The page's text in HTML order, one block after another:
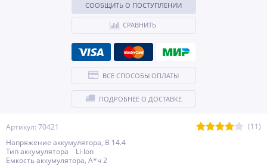
Артикул: 70421
(11)
Напряжение аккумулятора, В 14.4
Тип аккумулятора Li-lon
Емкость аккумулятора, А*ч 2
СООБЩИТЬ О ПОСТУПЛЕНИИ
СРАВНИТЬ
ВСЕ СПОСОБЫ ОПЛАТЫ
ПОДРОБНЕЕ О ДОСТАВКЕ